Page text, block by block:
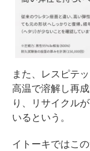
また、レスピテ
高温で溶解し再
り、リサイクル
いるという。
イトーキではこ